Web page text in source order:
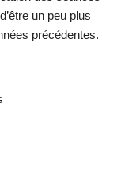
un peu plus
précédentes.